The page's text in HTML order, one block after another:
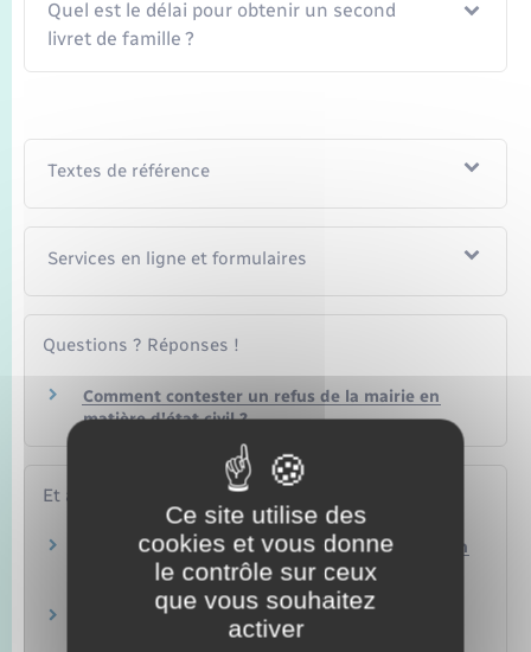
Quel est le délai pour obtenir un second
livret de famille ?
Textes de référence
Services en ligne et formulaires
Questions ? Réponses !
Comment contester un refus de la mairie en
matière d'état civil ?
Et aussi
Comment obtenir un second livret de famille en
cas de perte, vol ou détérioration ?
Livret de famille : délivrance à la naissance de
votre premier enfant
Ce site utilise des
cookies et vous donne
le contrôle sur ceux
que vous souhaitez
activer